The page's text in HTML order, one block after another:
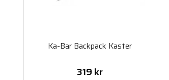
Ka-Bar Backpack Kaster
319 kr